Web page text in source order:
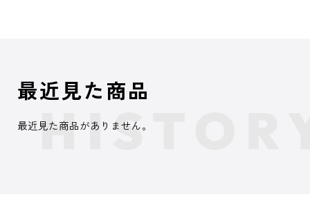
最近見た商品
最近見た商品がありません。